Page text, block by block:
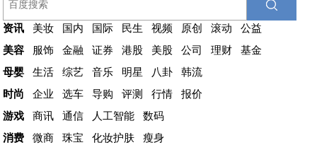
资讯 美妆 国内 国际 民生 视频 原创 滚动
公益
美容
服饰 金融 证券 港股 美股 公司 理财
基金
母婴
生活 综艺 音乐 明星 八卦
韩流
时尚
企业 选车 导购 评测 行情
报价
游戏
商讯 通信 人工智能
数码
消费
微商 珠宝 化妆护肤
瘦身